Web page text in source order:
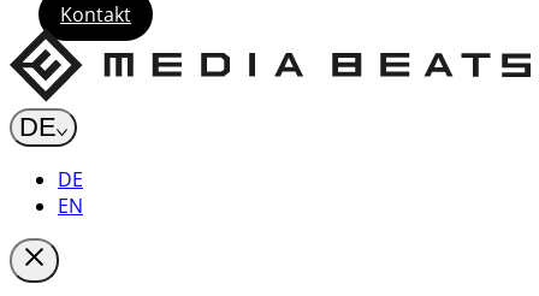
Kontakt
DE
DE
EN